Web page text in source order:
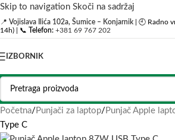
Skip to navigation Skoči na sadržaj
📍 Vojislava Ilića 102a, Šumice – Konjarnik | 🕘 Radno
14h) | 📞 Telefon: +381 69 767 202
IZBORNIK
Početna/ Punjači za laptop/ Punjač Apple
Type C